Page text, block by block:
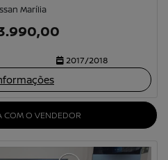
Marília
2017/2018
COM O VENDEDOR